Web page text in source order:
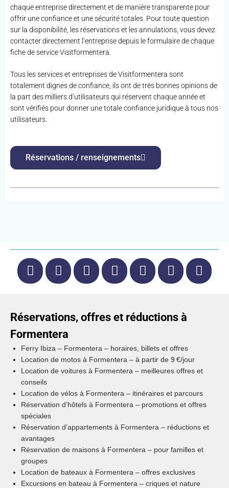
chaque entreprise directement et de manière transparente pour
offrir une confiance et une sécurité totales. Pour toute question
sur la disponibilité, les réservations et les annulations, vous devez
contacter directement l’entreprise depuis le formulaire de chaque
fiche de service Visitformentera.
Tous les services et entreprises de Visitformentera sont
totalement dignes de confiance, ils ont de très bonnes opinions de
la part des milliers d’utilisateurs qui réservent chaque année et
sont vérifiés pour donner une totale confiance juridique à tous nos
utilisateurs.
Réservations / renseignements
Réservations, offres et réductions à
Formentera
Ferry Ibiza – Formentera – horaires, billets et offres
Location de motos à Formentera – à partir de 9 €/jour
Location de voitures à Formentera – meilleures offres et
conseils
Location de vélos à Formentera – itinéraires et parcours
Réservation d’hôtels à Formentera – promotions et offres
spéciales
Réservation d’appartements à Formentera – réductions et
avantages
Réservation de maisons à Formentera – pour familles et
groupes
Location de bateaux à Formentera – offres exclusives
Excursions en bateau à Formentera – criques et nature